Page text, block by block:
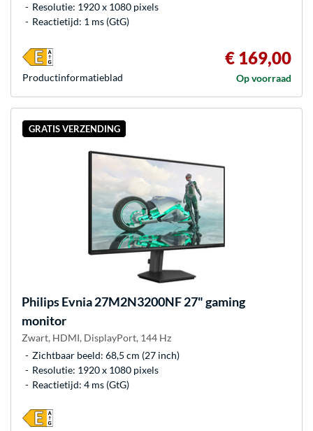
Resolutie: 1920 x 1080 pixels
Reactietijd: 1 ms (GtG)
€ 169,00
Op voorraad
Product­informatieblad
GRATIS VERZENDING
PhilipsEvnia 27M2N3200NF 27" gaming
monitor
Zwart, HDMI, DisplayPort, 144 Hz
Zichtbaar beeld: 68,5 cm (27 inch)
Resolutie: 1920 x 1080 pixels
Reactietijd: 4 ms (GtG)